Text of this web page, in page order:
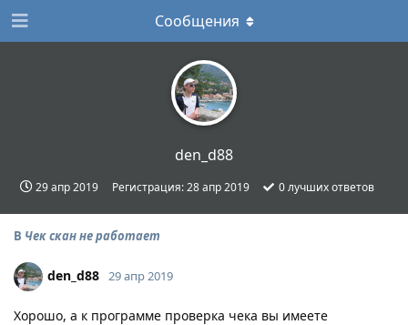
den_d88
29 апр 2019 Регистрация:28 апр 2019 0лучших ответов
Сообщения
В Чек скан не работает
den_d88 29 апр 2019
Хорошо, а к программе проверка чека вы имеете